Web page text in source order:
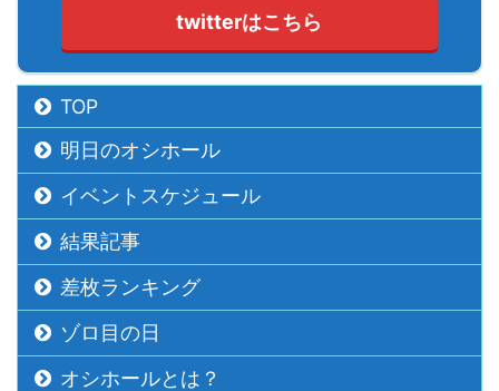
twitterはこちら
TOP
明日のオシホール
イベントスケジュール
結果記事
差枚ランキング
ゾロ目の日
オシホールとは？